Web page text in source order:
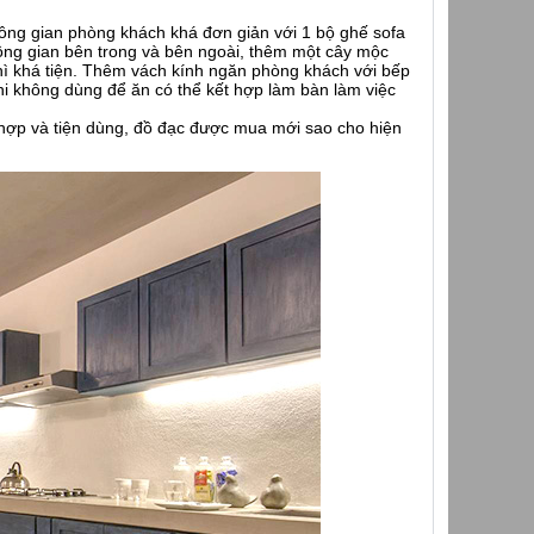
gian phòng khách khá đơn giản với 1 bộ ghế sofa
gian bên trong và bên ngoài, thêm một cây mộc
tiện. Thêm vách kính ngăn phòng khách với bếp
dùng để ăn có thể kết hợp làm bàn làm việc
và tiện dùng, đồ đạc được mua mới sao cho hiện